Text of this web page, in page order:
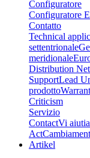
Configuratore
Configuratore
Contatto
Technical
settentrionale
meridionale
Distribution
SupportLead
prodotto
Criticism
Servizio
ContactVi
Act
Artikel